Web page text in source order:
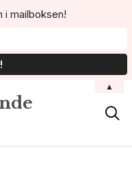

i mailboksen!
▲